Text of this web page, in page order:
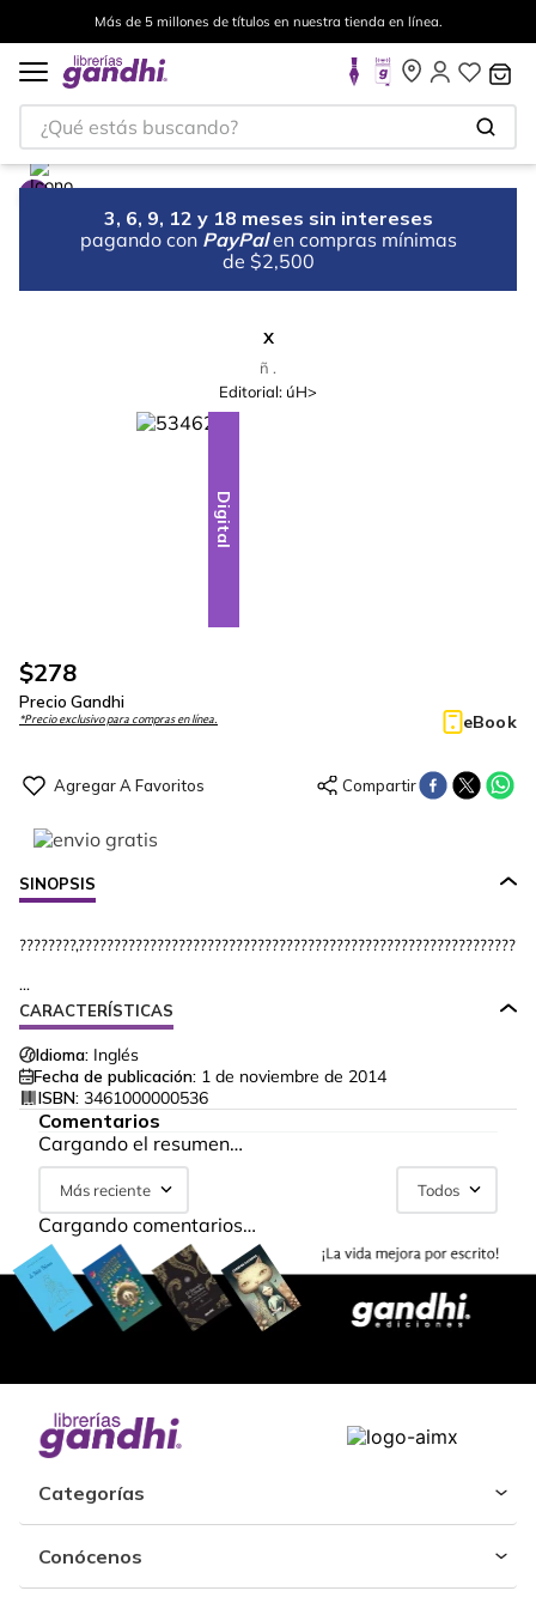
Más de 5 millones de títulos en nuestra tienda en línea.
¿Qué estás buscando?
3, 6, 9, 12 y 18 meses sin intereses
pagando con PayPal en compras mínimas
de $2,500
x
ñ .
Editorial: úH>
Digital
$278
Precio Gandhi
*Precio exclusivo para compras en línea. eBook
SINOPSIS
...
CARACTERÍSTICAS
Idioma: Inglés
Fecha de publicación: 1 de noviembre de 2014
ISBN: 3461000000536
Comentarios
Cargando el resumen…
Más reciente Todos
Cargando comentarios…
Categorías
Conócenos